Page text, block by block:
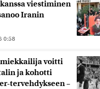
viestiminen
Iranin
0:58
voitti
ja kohotti
tervehdykseen –